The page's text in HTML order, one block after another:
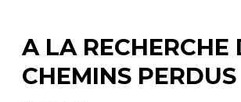
A LA RECHERCHE
CHEMINS PERDUS